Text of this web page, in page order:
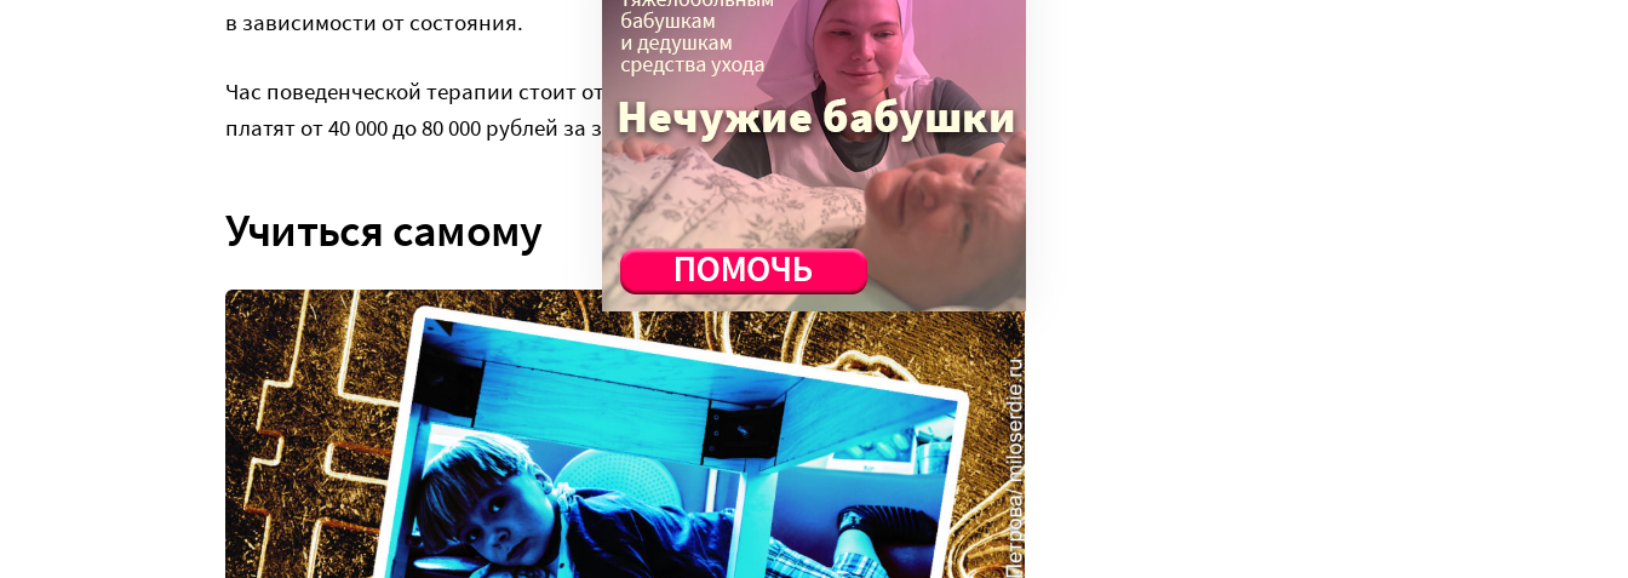
в зависимости от состояния.
Час поведенческой терапии стоит от 1000 до 3000 рублей. В месяц родители
платят от 40 000 до 80 000 рублей за занятия по АВА-терапии.
Учиться самому